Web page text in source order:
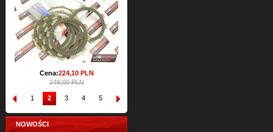
Cena:224,10PLN
249,00 PLN
1 2 3 4 5 6
NOWOŚCI